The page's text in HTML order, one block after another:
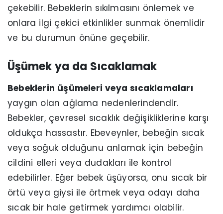
çekebilir. Bebeklerin sıkılmasını önlemek ve
onlara ilgi çekici etkinlikler sunmak önemlidir
ve bu durumun önüne geçebilir.
Üşümek ya da Sıcaklamak
Bebeklerin üşümeleri veya sıcaklamaları
yaygın olan ağlama nedenlerindendir.
Bebekler, çevresel sıcaklık değişikliklerine karşı
oldukça hassastır. Ebeveynler, bebeğin sıcak
veya soğuk olduğunu anlamak için bebeğin
cildini elleri veya dudakları ile kontrol
edebilirler. Eğer bebek üşüyorsa, onu sıcak bir
örtü veya giysi ile örtmek veya odayı daha
sıcak bir hale getirmek yardımcı olabilir.